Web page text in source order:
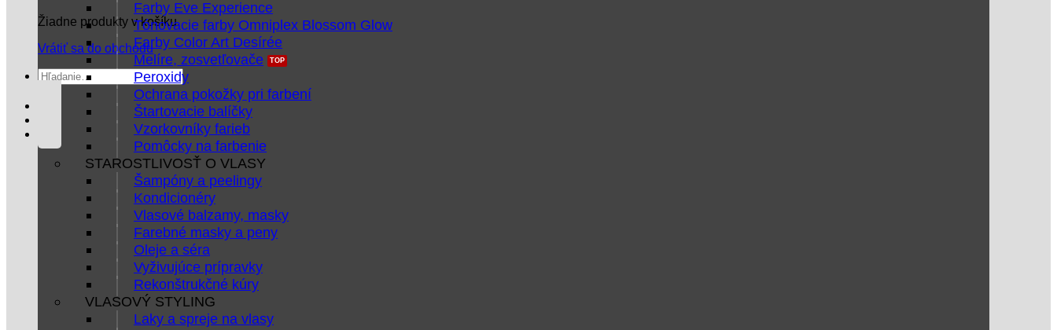
Žiadne produkty v košíku.
Vrátiť sa do obchodu
Hľadať:
Farby Eve Experience
Tónovacie farby Omniplex Blossom Glow
Farby Color Art Desírée
Melíre, zosvetľovače
Peroxidy
Ochrana pokožky pri farbení
Štartovacie balíčky
Vzorkovníky farieb
Pomôcky na farbenie
STAROSTLIVOSŤ O VLASY
Šampóny a peelingy
Kondicionéry
Vlasové balzamy, masky
Farebné masky a peny
Oleje a séra
Vyživujúce prípravky
Rekonštrukčné kúry
VLASOVÝ STYLING
Laky a spreje na vlasy